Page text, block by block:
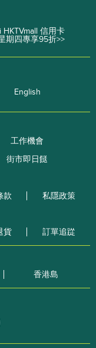
HKTVmall 信用卡
期四專享95折>>
English
工作機會
街市即日餸
款 私隱政策
貨 訂單追踨
香港島